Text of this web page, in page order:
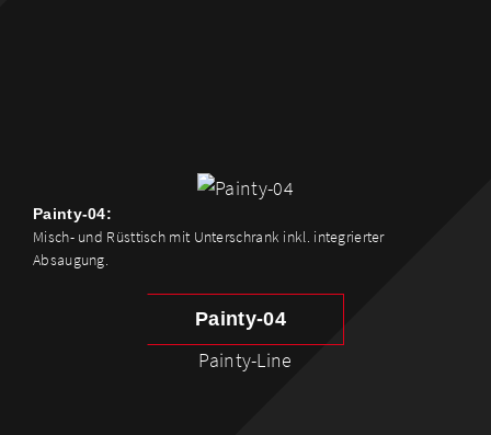
Painty-04:
Misch- und Rüsttisch mit Unterschrank inkl. integrierter
Absaugung.
Painty-04
Painty-Line